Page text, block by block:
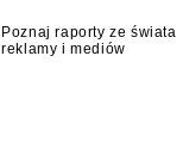
Poznaj raporty ze świata
reklamy i mediów